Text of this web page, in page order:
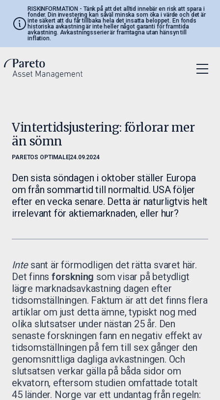
RISKINFORMATION - Tänk på att det alltid innebär en risk att spara i
fonder. Din investering kan såväl minska som öka i värde och det är
inte säkert att du får tillbaka hela det insatta beloppet. En fonds
historiska avkastning är inte heller något garanti för framtida
avkastning. Avkastningsserier är framtagna utan hänsyn till
inflation.
Vintertidsjustering: förlorar mer
än sömn
PARETOS OPTIMALE24.09.2024
Den sista söndagen i oktober ställer Europa
om från sommartid till normaltid. USA följer
efter en vecka senare. Detta är naturligtvis helt
irrelevant för aktiemarknaden, eller hur?
Inte sant är förmodligen det rätta svaret här.
Det finnsforskning som visar på betydligt
lägre marknadsavkastning dagen efter
tidsomställningen. Faktum är att det finns flera
artiklar om just detta ämne, typiskt nog med
olika slutsatser under nästan 25 år. Den
senaste forskningen fann en negativ effekt av
tidsomställningen på fem till sex gånger den
genomsnittliga dagliga avkastningen. Och
slutsatsen verkar gälla på båda sidor om
ekvatorn, eftersom studien omfattade totalt
45 länder. Norge var ett undantag från regeln: